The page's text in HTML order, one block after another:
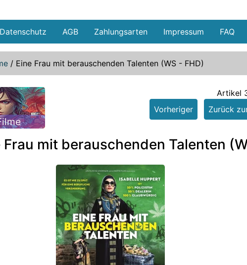
Datenschutz AGB Zahlungsarten Impressum FAQ
/ Eine Frau mit berauschenden Talenten (WS - FHD)
Artikel
Vorheriger
Zurück
Frau mit berauschenden Talenten